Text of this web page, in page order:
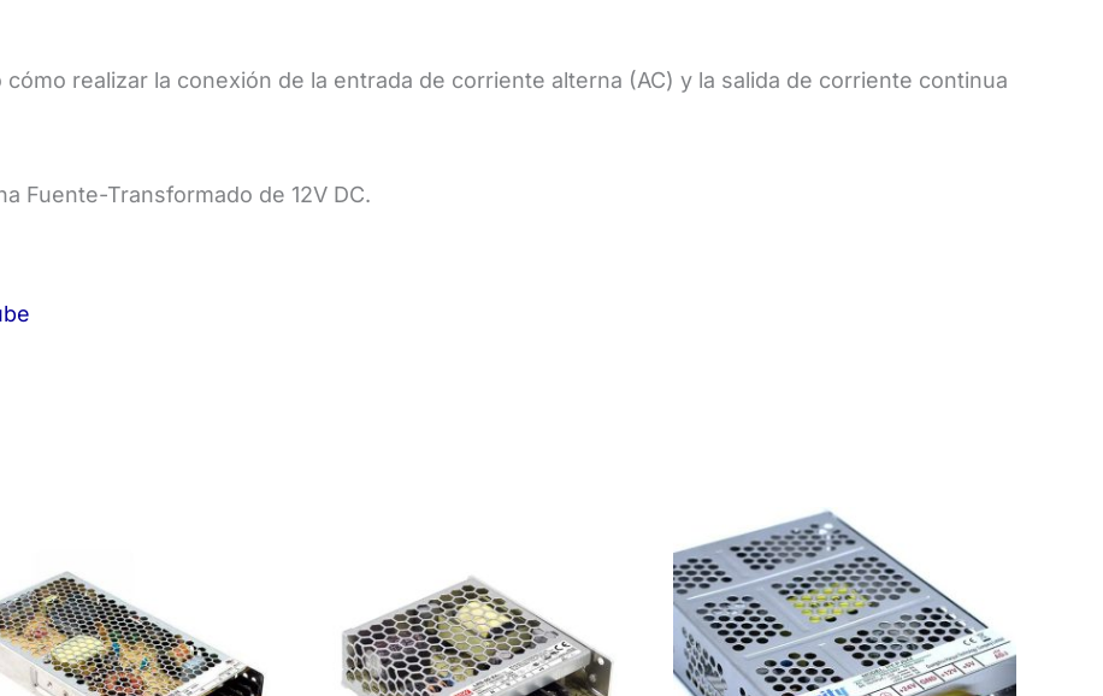
realizar la conexión de la entrada de corriente alterna (AC) y la salida de corriente continua
Fuente-Transformado de 12V DC.